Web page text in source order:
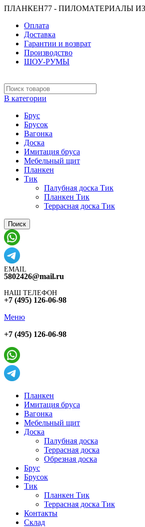
ПЛАНКЕН77 - ПИЛОМАТЕРИАЛЫ
Оплата
Доставка
Гарантии и возврат
Производство
ШОУ-РУМЫ
В категории
Брус
Брусок
Вагонка
Доска
Имитация бруса
Мебельный щит
Планкен
Тик
Палубная доска Тик
Планкен Тик
Террасная доска Тик
Поиск
EMAIL
5802426@mail.ru
НАШ ТЕЛЕФОН
+7 (495) 126-06-98
Меню
+7 (495) 126-06-98
Планкен
Имитация бруса
Вагонка
Мебельный щит
Доска
Палубная доска
Террасная доска
Обрезная доска
Брус
Брусок
Тик
Планкен Тик
Террасная доска Тик
Контакты
Склад